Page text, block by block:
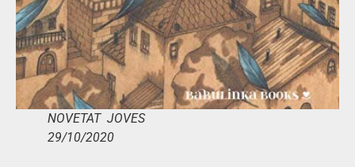
NOVETAT JOVES
29/10/2020